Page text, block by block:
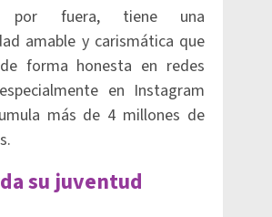
por fuera, tiene una
amable y carismática que
forma honesta en redes
en Instagram
más de 4 millones de
su juventud